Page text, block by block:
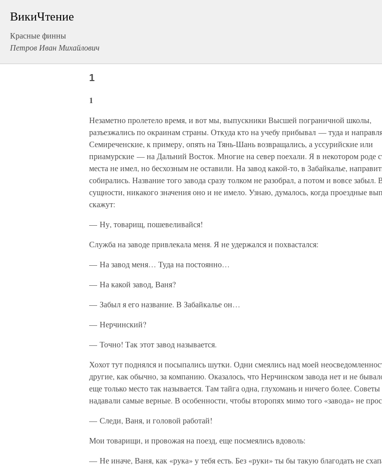
ВикиЧтение
Красные финны
Петров Иван Михайлович
1
1
Незаметно пролетело время, и вот мы, выпускники Высшей пограничной школы,
разъезжались по окраинам страны. Откуда кто на учебу прибывал — туда и
Семиреченские, к примеру, опять на Тянь-Шань возвращались, а уссурийские или
приамурские — на Дальний Восток. Многие на север поехали. Я в некотором роде
места не имел, но бесхозным не оставили. На завод какой-то, в Забайкалье,
собирались. Название того завода сразу толком не разобрал, а потом и вовсе забыл.
сущности, никакого значения оно и не имело. Узнаю, думалось, когда проездные
скажут:
— Ну, товарищ, пошевеливайся!
Служба на заводе привлекала меня. Я не удержался и похвастался:
— На завод меня… Туда на постоянно…
— На какой завод, Ваня?
— Забыл я его название. В Забайкалье он…
— Нерчинский?
— Точно! Так этот завод называется.
Хохот тут поднялся и посыпались шутки. Одни смеялись над моей
другие, как обычно, за компанию. Оказалось, что Нерчинском завода нет и не
еще только место так называется. Там тайга одна, глухомань и ничего более.
надавали самые верные. В особенности, чтобы второпях мимо того «завода» не
— Следи, Ваня, и головой работай!
Мои товарищи, и провожая на поезд, еще посмеялись вдоволь:
— Не иначе, Ваня, как «рука» у тебя есть. Без «руки» ты бы такую благодать не